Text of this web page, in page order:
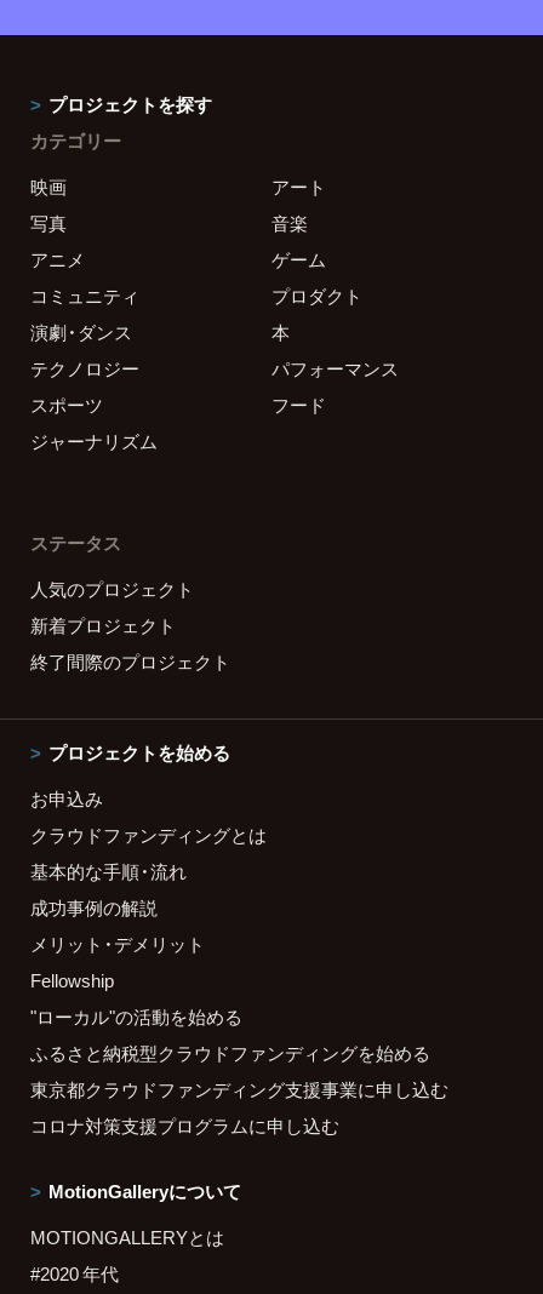
プロジェクトを探す
カテゴリー
映画
アート
写真
音楽
アニメ
ゲーム
コミュニティ
プロダクト
演劇・ダンス
本
テクノロジー
パフォーマンス
スポーツ
フード
ジャーナリズム
ステータス
人気のプロジェクト
新着プロジェクト
終了間際のプロジェクト
プロジェクトを始める
お申込み
クラウドファンディングとは
基本的な手順・流れ
成功事例の解説
メリット・デメリット
Fellowship
"ローカル"の活動を始める
ふるさと納税型クラウドファンディングを始める
東京都クラウドファンディング支援事業に申し込む
コロナ対策支援プログラムに申し込む
MotionGalleryについて
MOTIONGALLERYとは
#2020 年代